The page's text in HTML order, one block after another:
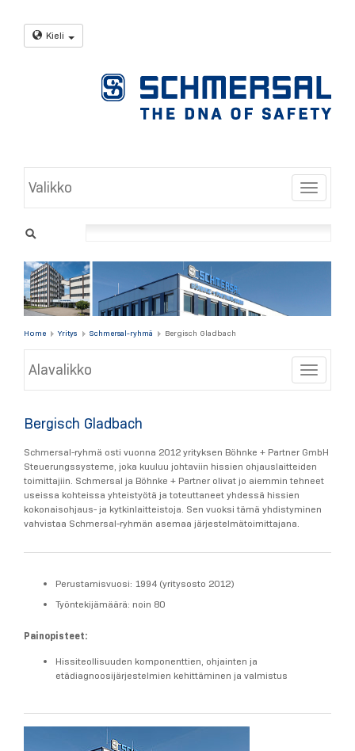
Kieli
Toggle
Valikko
Home Yritys Schmersal-ryhmä Bergisch Gladbach
Toggle
Alavalikko
Bergisch Gladbach
Schmersal-ryhmä osti vuonna 2012 yrityksen Böhnke + Partner GmbH
Steuerungssysteme, joka kuuluu johtaviin hissien ohjauslaitteiden
toimittajiin. Schmersal ja Böhnke + Partner olivat jo aiemmin tehneet
useissa kohteissa yhteistyötä ja toteuttaneet yhdessä hissien
kokonaisohjaus- ja kytkinlaitteistoja. Sen vuoksi tämä yhdistyminen
vahvistaa Schmersal-ryhmän asemaa järjestelmätoimittajana.
Perustamisvuosi: 1994 (yritysosto 2012)
Työntekijämäärä: noin 80
Painopisteet:
Hissiteollisuuden komponenttien, ohjainten ja
etädiagnoosijärjestelmien kehittäminen ja valmistus